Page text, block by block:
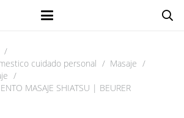
/
cuidado personal / Masaje /
/
MASAJE SHIATSU | BEURER